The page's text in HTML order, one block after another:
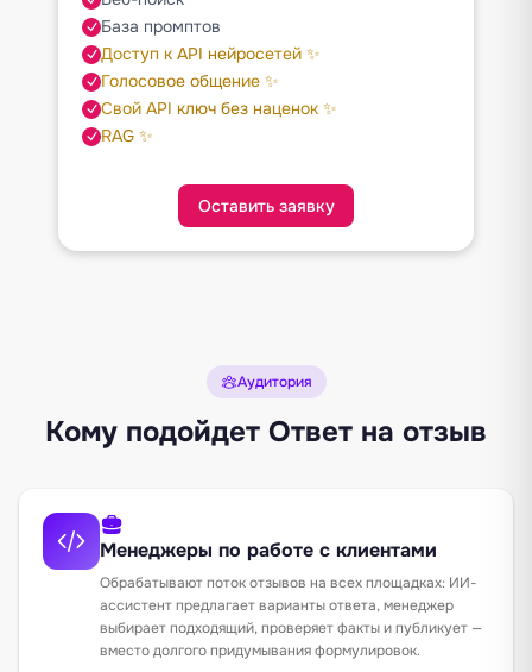
База промптов
Доступ к API нейросетей ✨
Голосовое общение ✨
Свой API ключ без наценок ✨
RAG ✨
Оставить заявку
Аудитория
Кому подойдет Ответ на отзыв
Менеджеры по работе с клиентами
Обрабатывают поток отзывов на всех площадках: ИИ-
ассистент предлагает варианты ответа, менеджер
выбирает подходящий, проверяет факты и публикует —
вместо долгого придумывания формулировок.